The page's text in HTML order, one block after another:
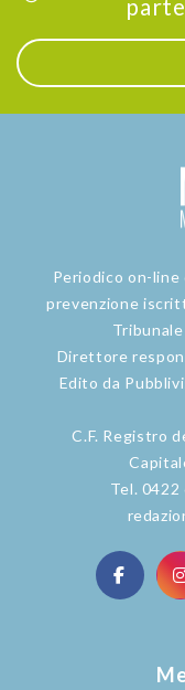
Periodico on-line
prevenzione
Direttore
Edito da
C.F. Registro
Tel. 0422